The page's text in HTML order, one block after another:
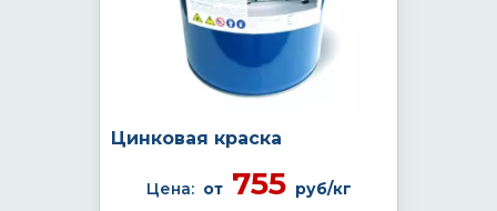
Цинковая краска
Цена: от755 руб/кг